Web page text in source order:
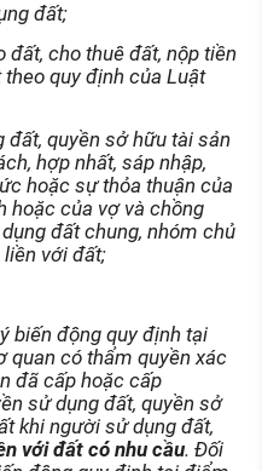
đất;
cho thuê đất, nộp tiền
quy định của Luật
đất, quyền sở hữu tài sản
hợp nhất, sáp nhập,
hoặc sự thỏa thuận của
hoặc của vợ và chồng
đất chung, nhóm chủ
với đất;
biến động quy định tại
quan có thẩm quyền xác
đã cấp hoặc cấp
sử dụng đất, quyền sở
khi người sử dụng đất,
với đất có nhu cầu. Đối